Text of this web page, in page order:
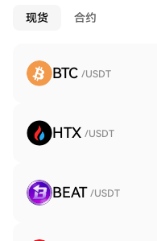
现货 合约
BTC /USDT
HTX /USDT
BEAT /USDT